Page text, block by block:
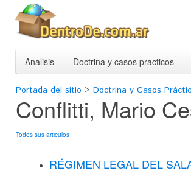
Analisis Doctrina y casos practicos
Portada del sitio > Doctrina y Casos
Conflitti, Mario
Todos sus articulos
RÉGIMEN LEGAL DEL